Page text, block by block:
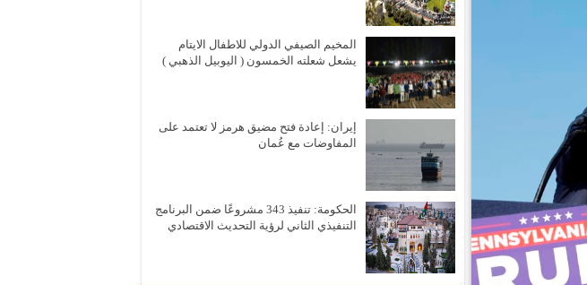
المخيم الصيفي الدولي للاطفال الايتام
يشعل شعلته الخمسون ( اليوبيل الذهبي )
إيران: إعادة فتح مضيق هرمز لا تعتمد على
المفاوضات مع عُمان
الحكومة: تنفيذ 343 مشروعًا ضمن البرنامج
التنفيذي الثاني لرؤية التحديث الاقتصادي